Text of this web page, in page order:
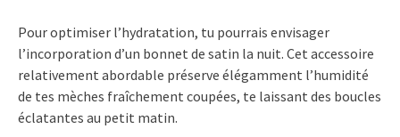
Pour optimiser l’hydratation, tu pourrais envisager
l’incorporation d’un bonnet de satin la nuit. Cet accessoire
relativement abordable préserve élégamment l’humidité
de tes mèches fraîchement coupées, te laissant des boucles
éclatantes au petit matin.